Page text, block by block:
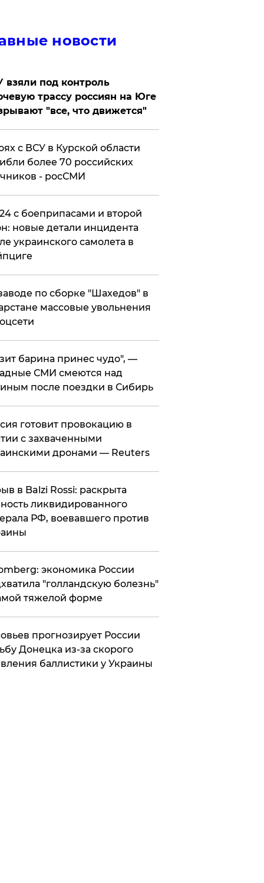
новости
взяли под контроль
трассу россиян на Юге
"все, что движется"
с ВСУ в Курской области
более 70 российских
- росСМИ
с боеприпасами и второй
новые детали инцидента
украинского самолета в
по сборке "Шахедов" в
массовые увольнения
барина принес чудо", —
СМИ смеются над
после поездки в Сибирь
готовит провокацию в
с захваченными
дронами — Reuters
в Balzi Rossi: раскрыта
ликвидированного
РФ, воевавшего против
экономика России
"голландскую болезнь"
тяжелой форме
прогнозирует России
Донецка из-за скорого
баллистики у Украины